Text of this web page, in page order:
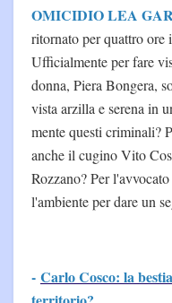
OMICIDIO LEA
ritornato per quattro ore
Ufficialmente per fare
donna, Piera Bongera,
vista arzilla e serena in
mente questi criminali?
anche il cugino Vito
Rozzano? Per
l'ambiente per dare un
- Carlo Cosco: la